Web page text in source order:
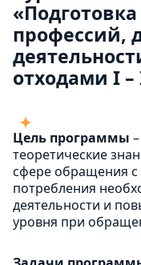
профессий,
отходами I –
Цель программы
теоретические
сфере обращения с
потребления
деятельности и
уровня при